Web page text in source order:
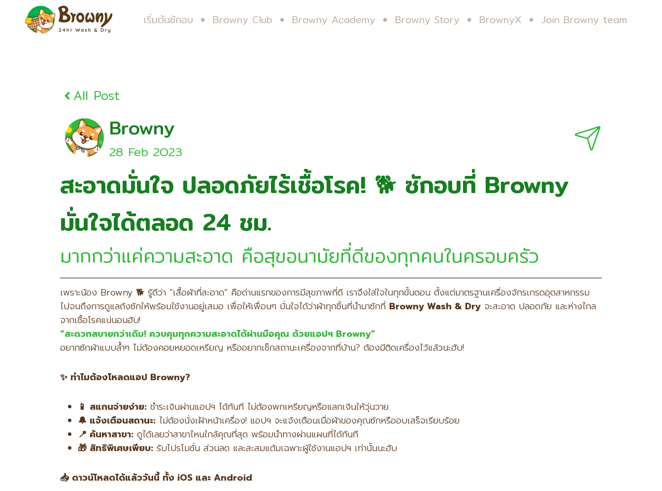
เริ่มต้นซักอบ Browny Club Browny Academy Browny Story BrownyX Join Browny team
All Post
Browny
28 Feb 2O23
สะอาดมั่นใจ ปลอดภัยไร้เชื้อโรค! 🐕 ซักอบที่ Browny
มั่นใจได้ตลอด 24 ชม.
มากกว่าแค่ความสะอาด คือสุขอนามัยที่ดีของทุกคนในครอบครัว
เพราะน้อง Browny 🐕 รู้ดีว่า “เสื้อผ้าที่สะอาด” คือด่านแรกของการมีสุขภาพที่ดี เราจึงใส่ใจในทุกขั้นตอน ตั้งแต่มาตรฐานเครื่องจักรเกรดอุตสาหกรรม
ไปจนถึงการดูแลถังซักให้พร้อมใช้งานอยู่เสมอ เพื่อให้เพื่อนๆ มั่นใจได้ว่าผ้าทุกชิ้นที่นำมาซักที่ Browny Wash & Dry จะสะอาด ปลอดภัย และห่างไกล
จากเชื้อโรคแน่นอนฮับ!
“สะดวกสบายกว่าเดิม! ควบคุมทุกความสะอาดได้ผ่านมือคุณ ด้วยแอปฯ Browny”
อยากซักผ้าแบบล้ำๆ ไม่ต้องคอยหยอดเหรียญ หรืออยากเช็กสถานะเครื่องจากที่บ้าน? ต้องมีติดเครื่องไว้แล้วนะฮับ!
✨ ทำไมต้องโหลดแอป Browny?
📱 สแกนจ่ายง่าย: ชำระเงินผ่านแอปฯ ได้ทันที ไม่ต้องพกเหรียญหรือแลกเงินให้วุ่นวาย
🔔 แจ้งเตือนสถานะ: ไม่ต้องนั่งเฝ้าหน้าเครื่อง! แอปฯ จะแจ้งเตือนเมื่อผ้าของคุณซักหรืออบเสร็จเรียบร้อย
📍 ค้นหาสาขา: ดูได้เลยว่าสาขาไหนใกล้คุณที่สุด พร้อมนำทางผ่านแผนที่ได้ทันที
🎁 สิทธิพิเศษเพียบ: รับโปรโมชั่น ส่วนลด และสะสมแต้มเฉพาะผู้ใช้งานแอปฯ เท่านั้นนะฮับ
📥 ดาวน์โหลดได้แล้ววันนี้ ทั้ง iOS และ Android